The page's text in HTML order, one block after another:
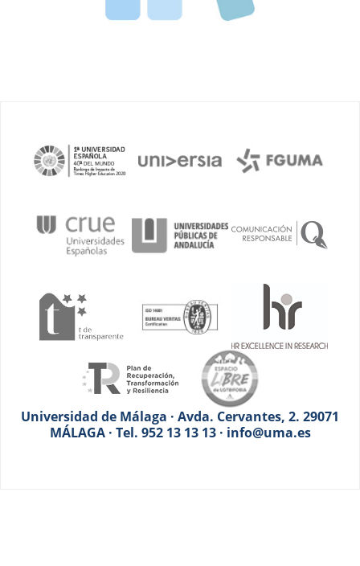
Universidad de Málaga · Avda. Cervantes, 2. 29071
MÁLAGA · Tel. 952 13 13 13 · info@uma.es